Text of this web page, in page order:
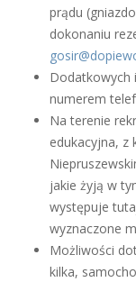
prądu
dokonaniu
Dodatkowych
numerem
Na terenie
edukacyjna, z
jakie żyją w
występuje
wyznaczone
Możliwości
kilka,